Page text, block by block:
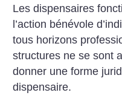
Les dispen­saires
l’action bénévole
tous horizons
structures ne se sont
donner une forme
dispensaire.